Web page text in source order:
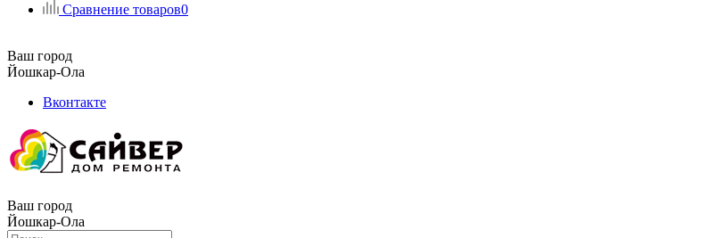
Сравнение товаров0
Ваш город
Йошкар-Ола
Вконтакте
Ваш город
Йошкар-Ола